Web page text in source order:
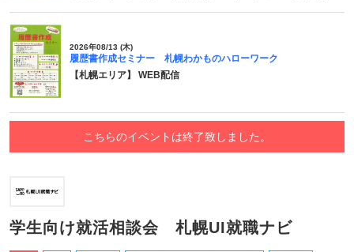
2026年08/13 (木)
履歴書作成セミナー 札幌わかものハローワーク
【札幌エリア】 WEB配信
こちらのイベントは終了致しました。
学生向け就活相談会 札幌UI就職ナビ